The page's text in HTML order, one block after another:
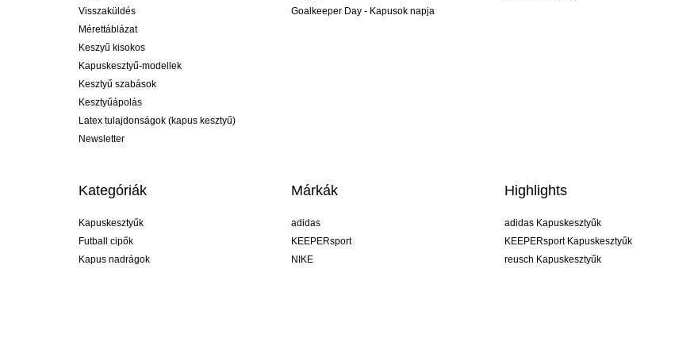
Visszaküldés
Mérettáblázat
Keszyű kisokos
Kapuskesztyű-modellek
Kesztyű szabások
Kesztyűápolás
Latex tulajdonságok (kapus kesztyű)
Newsletter
Goalkeeper Day - Kapusok napja
Kategóriák
Kapuskesztyűk
Futball cipők
Kapus nadrágok
Márkák
adidas
KEEPERsport
NIKE
Highlights
adidas Kapuskesztyűk
KEEPERsport Kapuskesztyűk
reusch Kapuskesztyűk